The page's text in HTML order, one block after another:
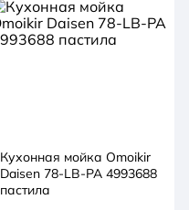
Кухонная мойка Omoikir
Daisen 78-LB-PA 4993688
пастила